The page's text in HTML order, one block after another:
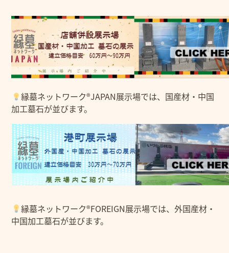
縁墓ネットワーク®JAPAN展示場では、国産材・中国
加工墓石が並びます。
縁墓ネットワーク®FOREIGN展示場では、外国産材・
中国加工墓石が並びます。